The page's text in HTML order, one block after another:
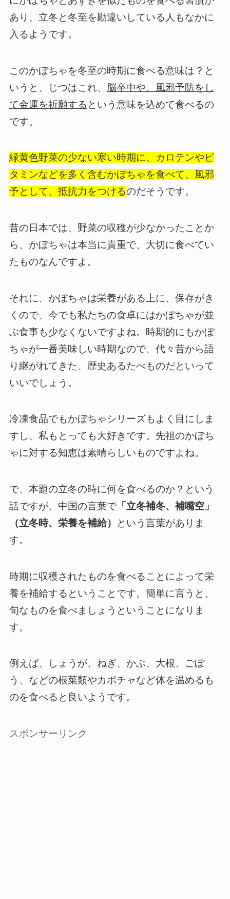
あり、立冬と冬至を勘違いしている人もなかに
入るようです。
このかぼちゃを冬至の時期に食べる意味は？と
いうと、じつはこれ、 脳卒中や、風邪予防をし
て金運を祈願する という意味を込めて食べるの
です。
緑黄色野菜の少ない寒い時期に、カロテンやビ
タミンなどを多く含むかぼちゃを食べて、風邪
予として、抵抗力をつけるのだそうです。
昔の日本では、野菜の収穫が少なかったことか
ら、かぼちゃは本当に貴重で、大切に食べてい
たものなんですよ。
それに、かぼちゃは栄養がある上に、保存がき
くので、今でも私たちの食卓にはかぼちゃが並
ぶ食事も少なくないですよね。時期的にもかぼ
ちゃが一番美味しい時期なので、代々昔から語
り継がれてきた、歴史あるたべものだといって
いいでしょう。
冷凍食品でもかぼちゃシリーズもよく目にしま
すし、私もとっても大好きです。先祖のかぼち
ゃに対する知恵は素晴らしいものですよね。
で、本題の立冬の時に何を食べるのか？という
話ですが、中国の言葉で「立冬補冬、補嘴空」
（立冬時、栄養を補給）
という言葉がありま
す。
時期に収穫されたものを食べることによって栄
養を補給するということです。簡単に言うと、
旬なものを食べましょうということになりま
す。
例えば、しょうが、ねぎ、かぶ、大根、ごぼ
う、などの根菜類やカボチャなど体を温めるも
のを食べると良いようです。
スポンサーリンク